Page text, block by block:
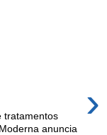
›
tratamentos
anuncia